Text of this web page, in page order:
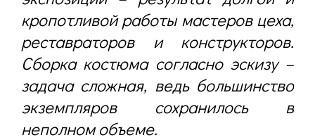
кропотливой работы мастеров цеха,
реставраторов и конструкторов.
Сборка костюма согласно эскизу –
задача сложная, ведь большинство
экземпляров сохранилось в
неполном объеме.